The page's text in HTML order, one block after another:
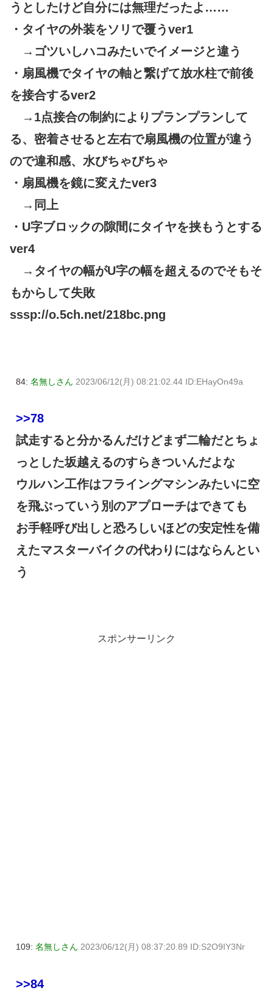
うとしたけど自分には無理だったよ……
・タイヤの外装をソリで覆うver1
→ゴツいしハコみたいでイメージと違う
・扇風機でタイヤの軸と繋げて放水柱で前後
を接合するver2
→1点接合の制約によりプランプランして
る、密着させると左右で扇風機の位置が違う
ので違和感、水びちゃびちゃ
・扇風機を鏡に変えたver3
→同上
・U字ブロックの隙間にタイヤを挟もうとする
ver4
→タイヤの幅がU字の幅を超えるのでそもそ
もからして失敗
sssp://o.5ch.net/218bc.png
84: 名無しさん 2023/06/12(月) 08:21:02.44 ID:EHayOn49a
>>78
試走すると分かるんだけどまず二輪だとちょ
っとした坂越えるのすらきついんだよな
ウルハン工作はフライングマシンみたいに空
を飛ぶっていう別のアプローチはできても
お手軽呼び出しと恐ろしいほどの安定性を備
えたマスターバイクの代わりにはならんとい
う
スポンサーリンク
109: 名無しさん 2023/06/12(月) 08:37:20.89 ID:S2O9IY3Nr
>>84